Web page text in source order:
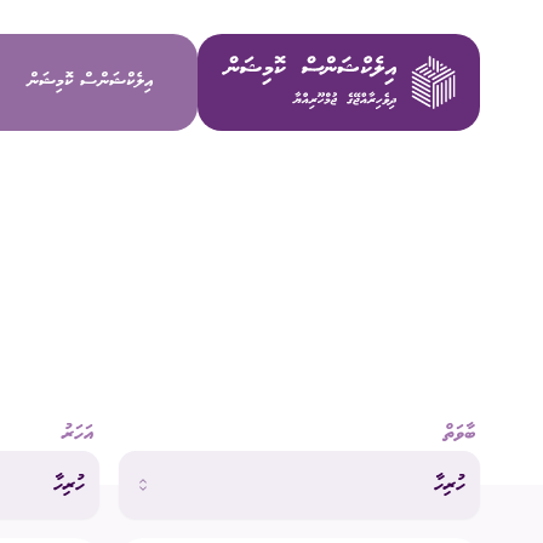
އިލެކްޝަންސް ކޮމިޝަން
އިސް ބާވަތް
ހުރިހާ
އަހަރު
ހުރިހާ